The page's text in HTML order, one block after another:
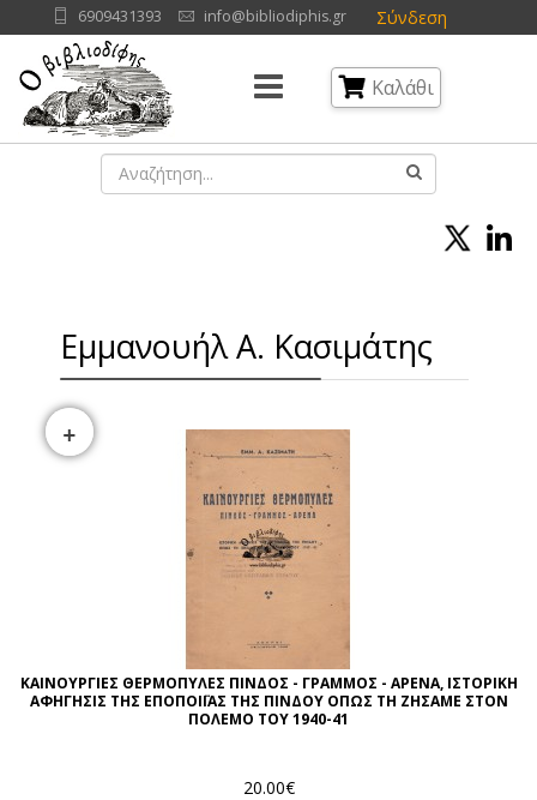
Σύνδεση
6909431393 info@bibliodiphis.gr
Καλάθι
Εμμανουήλ Α. Κασιμάτης
ΚΑΙΝΟΥΡΓΙΕΣ ΘΕΡΜΟΠΥΛΕΣ ΠΙΝΔΟΣ - ΓΡΑΜΜΟΣ - ΑΡΕΝΑ, ΙΣΤΟΡΙΚΗ
ΑΦΗΓΗΣΙΣ ΤΗΣ ΕΠΟΠΟΙΪΑΣ ΤΗΣ ΠΙΝΔΟΥ ΟΠΩΣ ΤΗ ΖΗΣΑΜΕ ΣΤΟΝ
ΠΟΛΕΜΟ ΤΟΥ 1940-41
20.00€
+